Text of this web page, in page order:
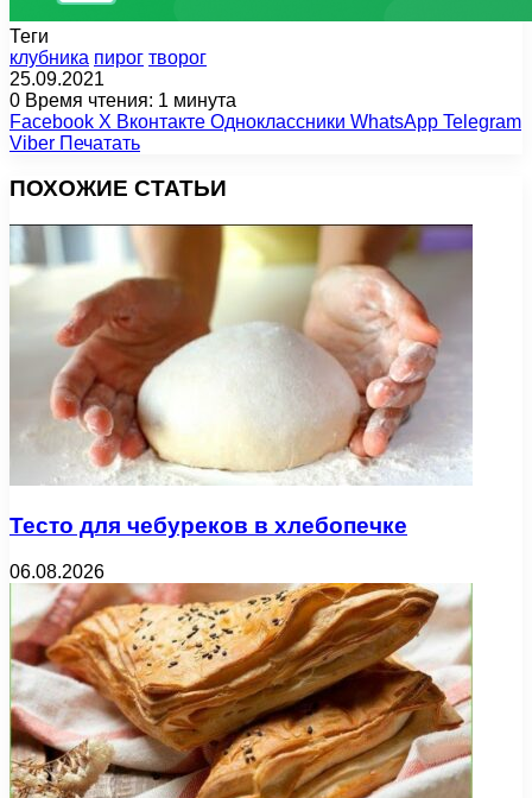
Теги
клубника пирог творог
25.09.2021
0 Время чтения: 1 минута
Facebook X Вконтакте Одноклассники WhatsApp Telegram
Viber Печатать
ПОХОЖИЕ СТАТЬИ
Тесто для чебуреков в хлебопечке
06.08.2026